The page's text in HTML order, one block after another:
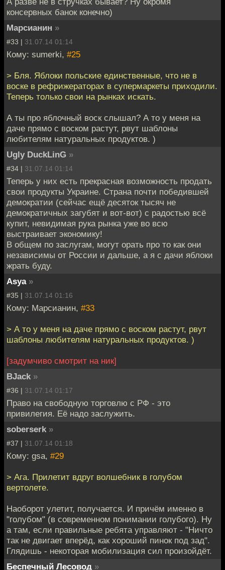
консервных банок конечно)
Марсианин »
#33 | 31.07.14 01:14
Кому: sumerki, #25
> Бля. Яблоки польские единственные, что не в
воске в рефрижераторах в супермаркеты приходили.
Теперь только свои на рынках искать.
А ты про яблочный воск слышал? А то у меня на
даче прямо с воском растут, рвут шаблоны
любителям натуральных продуктов. )
Ugly DuckLinG »
#34 | 31.07.14 01:14
Теперь у них есть прекрасная возможность продать
свои продукты Украине. Страна почти победившей
демократии (сейчас ещё десяток тысяч не
демократичных загубят и вот-вот) с радостью всё
купит, невидимая рука рынка уже во всю
выстраивает экономику!
В общем по заслугам, могут орать про то как они
независимы от России и дальше, а я с дачи яблоки
жрать буду.
Asya »
#35 | 31.07.14 01:16
Кому: Марсианин, #33
> А то у меня на даче прямо с воском растут, рвут
шаблоны любителям натуральных продуктов. )
[задумчиво смотрит на ник]
BJack »
#36 | 31.07.14 01:17
Право на свободную торговлю с РФ - это
привилегия. Её надо заслужить.
soberserk »
#37 | 31.07.14 01:18
Кому: gsa, #29
> Ага. Прилетит вдруг волшебник в голубом
вертолете.
Наоборот улетит, получается. И причём именно в
"голубом" (в современном понимании голубого). Ну
а там, если правильные ребята управляют - "Ничто
так не двигает вперёд, как хороший пинок под зад".
Глядишь - некоторая мобилизация сил произойдёт.
Беспечный Лесовод »